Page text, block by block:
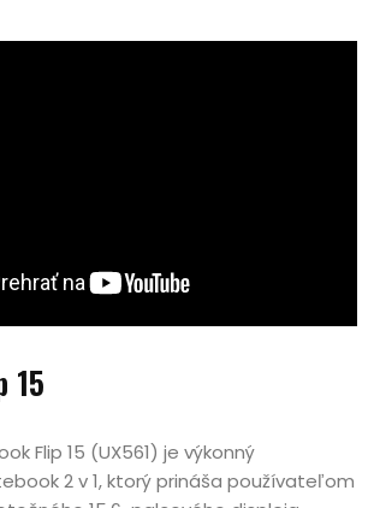
15
Flip 15 (UX561) je výkonný
2 v 1, ktorý prináša používateľom